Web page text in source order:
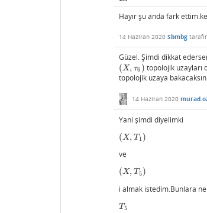
Hayır şu anda fark
14 Haziran 2020 Sbmbg
Güzel. Şimdi dikkat
( X, τ6 )
(X,τ6)
topolojik uzayları
topolojik uzaya
14 Haziran 2020
Yani şimdi diyelimki
( X, T1 )
(X, T1)
ve
(X, T5 )
(X, T5)
i almak istedim.Bunlara
T5
T5